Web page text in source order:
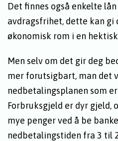
Det finnes også enkelte
avdragsfrihet, dette kan gi
økonomisk rom i en
Men selv om det gir deg
mer forutsigbart, man det
nedbetalingsplanen som
Forbruksgjeld er dyr gjeld,
mye penger ved å be
nedbetalingstiden fra 3 til